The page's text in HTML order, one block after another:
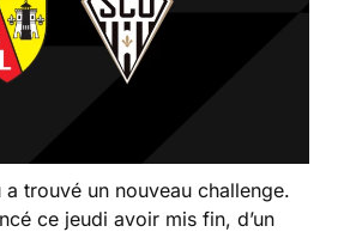
trouvé un nouveau challenge.
ce jeudi avoir mis fin, d’un